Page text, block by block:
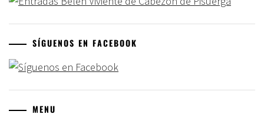
SÍGUENOS EN FACEBOOK
MENU